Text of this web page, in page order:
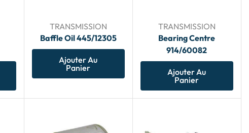
TRANSMISSION
Baffle Oil 445/12305
Ajouter Au
Panier
TRANSMISSION
Bearing Centre
914/60082
Ajouter Au
Panier